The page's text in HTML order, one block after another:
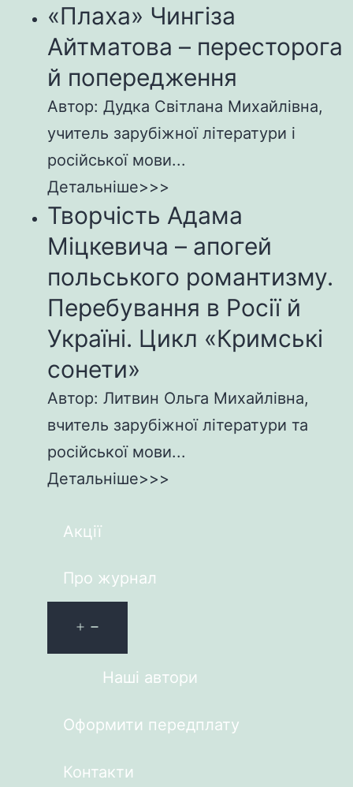
«Плаха» Чингіза
Айтматова – пересторога
й попередження
Автор: Дудка Світлана Михайлівна,
учитель зарубіжної літератури і
російської мови...
Детальніше>>>
Творчість Адама
Міцкевича – апогей
польського романтизму.
Перебування в Росії й
Україні. Цикл «Кримські
сонети»
Автор: Литвин Ольга Михайлівна,
вчитель зарубіжної літератури та
російської мови...
Детальніше>>>
Акції
Про журнал
Наші автори
Оформити передплату
Контакти